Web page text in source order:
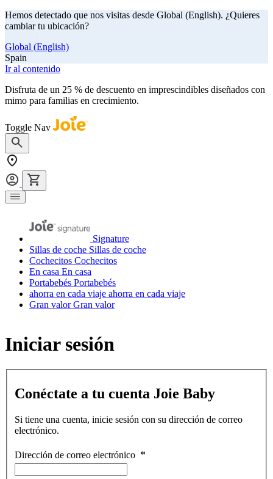
Hemos detectado que nos visitas desde Global (English). ¿Quieres
cambiar tu ubicación?
Global (English)
Spain
Ir al contenido
Disfruta de un 25 % de descuento en imprescindibles diseñados con
mimo para familias en crecimiento.
Toggle Nav
Signature
Sillas de coche Sillas de coche
Cochecitos Cochecitos
En casa En casa
Portabebés Portabebés
ahorra en cada viaje ahorra en cada viaje
Gran valor Gran valor
Iniciar sesión
Conéctate a tu cuenta Joie Baby
Si tiene una cuenta, inicie sesión con su dirección de correo
electrónico.
Dirección de correo electrónico